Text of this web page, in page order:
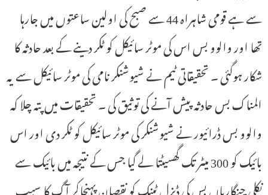
سے ہے قومی شاہراہ 44 سے صبح کی اولین ساعتوں میں جارہا
تھا اور والوو بس اس کی موٹر سائیکل کو ٹکر دینے کے بعد حادثہ کا
شکار ہوگئی ۔ تحقیقاتی ٹیم نے شیوشنکر نامی کی موٹر سائیکل سے یہ
المناک بس حادثہ پیش آنے کی توثیق کی ۔ تحقیقات میں پتہ چلا کہ
والوو بس ڈرائیور نے شیوشنکر کی موٹر سائیکل کو ٹکر دی اور اس
بائیک کو 300 میٹر تک گھسیٹتا لے گیا جس کے نتیجہ میں بائیک سے
نکلی چنگاریاں بس کی ڈیزل ٹینک کو نقصان پہنچاکر آگ کا سبب